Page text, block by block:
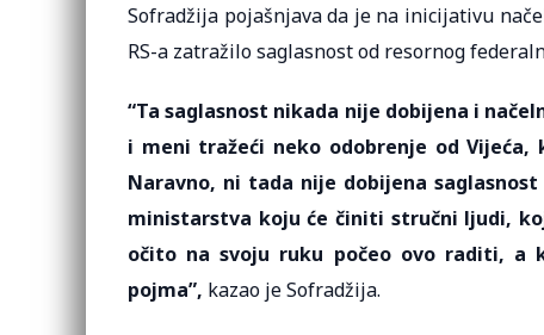
Sofradžija pojašnjava da je na inicijativu
RS-a zatražilo saglasnost od resornog
“Ta saglasnost nikada nije dobijena i
i meni tražeći neko odobrenje od
Naravno, ni tada nije dobijena
ministarstva koju će činiti stručni ljudi,
očito na svoju ruku počeo ovo raditi,
pojma”, kazao je Sofradžija.